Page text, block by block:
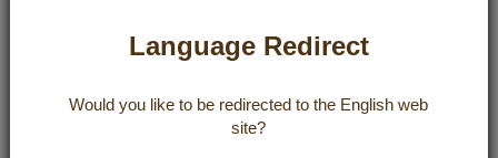
KUCHEN & GEBÄCK
Osterkekse mit Matcha-Schokoladenfüllung
Language Redirect
Would you like to be redirected to the English web
site?